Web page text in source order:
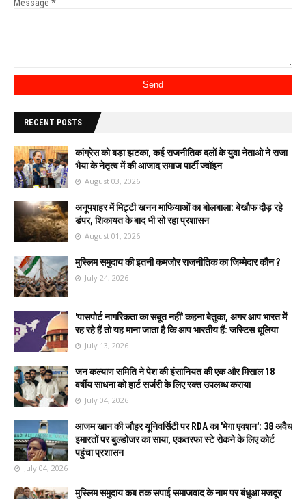
Message *
RECENT POSTS
कांग्रेस को बड़ा झटका, कई राजनीतिक दलों के युवा नेताओ ने राजा
भैया के नेतृत्व में की आजाद समाज पार्टी ज्वॉइन
August 03, 2026
अनूपशहर में मिट्टी खनन माफियाओं का बोलबाला: बेखौफ दौड़ रहे
डंपर, शिकायत के बाद भी सो रहा प्रशासन
August 01, 2026
मुस्लिम समुदाय की इतनी कमजोर राजनीतिक का जिम्मेदार कौन ?
July 24, 2026
'पासपोर्ट नागरिकता का सबूत नहीं' कहना बेतुका, अगर आप भारत में
रह रहे हैं तो यह माना जाता है कि आप भारतीय हैं: जस्टिस धूलिया
July 13, 2026
जन कल्याण समिति ने पेश की इंसानियत की एक और मिसाल 18
वर्षीय साधना को हार्ट सर्जरी के लिए रक्त उपलब्ध कराया
July 04, 2026
आजम खान की जौहर यूनिवर्सिटी पर RDA का 'मेगा एक्शन': 38 अवैध
इमारतों पर बुल्डोजर का साया, एकतरफा स्टे रोकने के लिए कोर्ट
पहुंचा प्रशासन
July 04, 2026
मुस्लिम समुदाय कब तक सपाई समाजवाद के नाम पर बंधुआ मजदूर